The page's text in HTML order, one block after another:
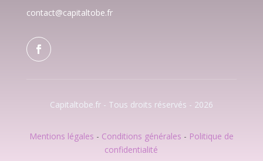
contact@capitaltobe.fr
Capitaltobe.fr - Tous droits réservés - 2026
Mentions légales - Conditions générales - Politique de
confidentialité